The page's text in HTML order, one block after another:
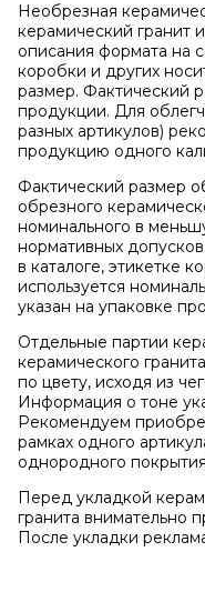
Необрезная
керамический гранит
описания формата на
коробки и других
размер. Фактический
продукции. Для
разных артикулов)
продукцию одного
Фактический размер
обрезного
номинального в
нормативных
в каталоге, этикетке
используется
указан на упаковке
Отдельные партии
керамического
по цвету, исходя из
Информация о тоне
Рекомендуем
рамках одного
однородного
Перед укладкой
гранита внимательно
После укладки